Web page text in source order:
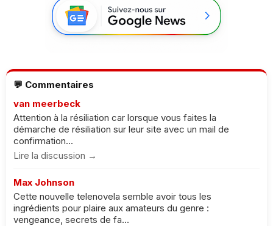
💬 Commentaires
van meerbeck
Attention à la résiliation car lorsque vous faites la
démarche de résiliation sur leur site avec un mail de
confirmation...
Lire la discussion →
Max Johnson
Cette nouvelle telenovela semble avoir tous les
ingrédients pour plaire aux amateurs du genre :
vengeance, secrets de fa...